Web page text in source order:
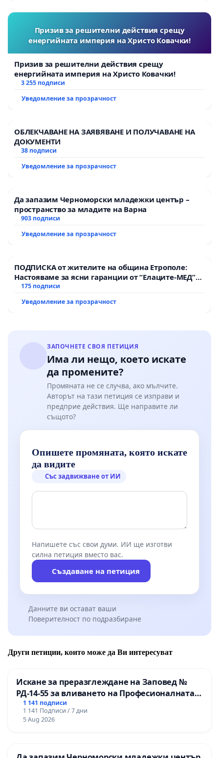
Призив за решителни действия срещу
енергийната империя на Христо Ковачки!
Призив за решителни действия срещу
енергийната империя на Христо Ковачки!
3 255 подписи
Уведомление за прозрачност
ОБЛЕКЧАВАНЕ НА ЗАЯВЯВАНЕ И ПОЛУЧАВАНЕ НА
ДОКУМЕНТИ
38 подписи
Уведомление за прозрачност
Да запазим Черноморски младежки център –
пространство за младите на Варна
903 подписи
Уведомление за прозрачност
ПОДПИСКА от жителите на община Етрополе:
Настояваме за ясни гаранции от “Елаците-МЕД”
АД и от държавата, че ще се изпълнят всички
175 подписи
Уведомление за прозрачност
ЗАПОЧНЕТЕ СВОЯ ПЕТИЦИЯ
Има ли нещо, което искате
да промените?
Промяната не се случва, ако мълчите.
Авторът на тази петиция се изправи и
предприе действия. Ще направите ли
същото?
Опишете промяната, която искате
да видите
Със задвижване от ИИ
Напишете със свои думи. ИИ ще изготви
силна петиция вместо вас.
Създаване на петиция
Данните ви остават ваши
Поверителност по подразбиране
Други петиции, които може да Ви интересуват
Искане за преразглеждане на Заповед №
РД-14-55 за вливането на Професионалната
гимназия по промишлени технологии в
Професионалната гимназия по икономика и
мениджмънт – гр. Пазарджик
1 141 подписи
1 141 Подписи / 7 дни
5 Aug 2026